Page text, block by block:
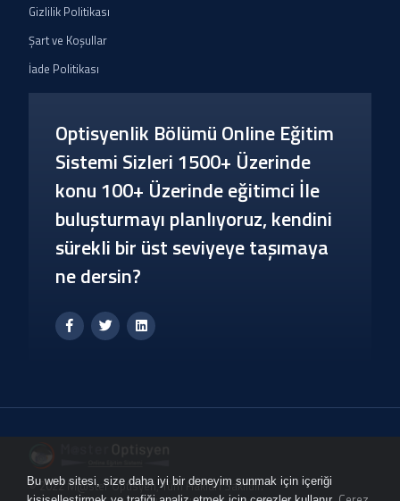
Bu web sitesi, size daha iyi bir deneyim sunmak için içeriği
Gizlilik Politikası
Şart ve Koşullar
İade Politikası
Optisyenlik Bölümü Online Eğitim
Sistemi Sizleri 1500+ Üzerinde
konu 100+ Üzerinde eğitimci İle
buluşturmayı planlıyoruz, kendini
sürekli bir üst seviyeye taşımaya
ne dersin?
© 2022 M@ster Optisyen, Tüm Hakları Saklıdır.